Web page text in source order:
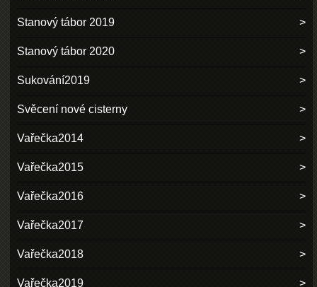
Stanový tábor 2019
Stanový tábor 2020
Sukování2019
Svěcení nové cisterny
Vařečka2014
Vařečka2015
Vařečka2016
Vařečka2017
Vařečka2018
Vařečka2019